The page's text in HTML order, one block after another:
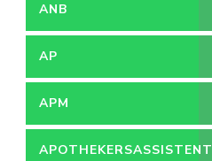
ANB
AP
APM
APOTHEKERSASSISTENT